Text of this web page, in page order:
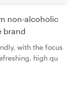
non-alcoholic
brand
with the focus
high qu